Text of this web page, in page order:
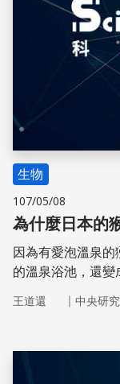
生物
107/05/08
為什麼日本的
因為有愛泡溫泉
的溫泉浴池，還變
大，所以享受溫泉
王道還 ｜ 中央研